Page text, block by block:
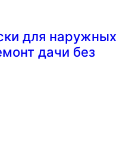
для наружных
дачи без